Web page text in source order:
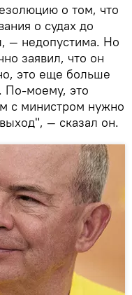
о том, что
о судах до
— недопустима. Но
заявил, что он
это еще больше
По-моему, это
с министром нужно
— сказал он.